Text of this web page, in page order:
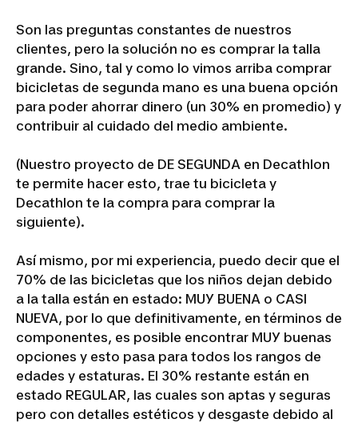
Son las preguntas constantes de nuestros
clientes, pero la solución no es comprar la talla
grande. Sino, tal y como lo vimos arriba comprar
bicicletas de segunda mano es una buena opción
para poder ahorrar dinero (un 30% en promedio) y
contribuir al cuidado del medio ambiente.
(Nuestro proyecto de DE SEGUNDA en Decathlon
te permite hacer esto, trae tu bicicleta y
Decathlon te la compra para comprar la
siguiente).
Así mismo, por mi experiencia, puedo decir que el
70% de las bicicletas que los niños dejan debido
a la talla están en estado: MUY BUENA o CASI
NUEVA, por lo que definitivamente, en términos de
componentes, es posible encontrar MUY buenas
opciones y esto pasa para todos los rangos de
edades y estaturas. El 30% restante están en
estado REGULAR, las cuales son aptas y seguras
pero con detalles estéticos y desgaste debido al